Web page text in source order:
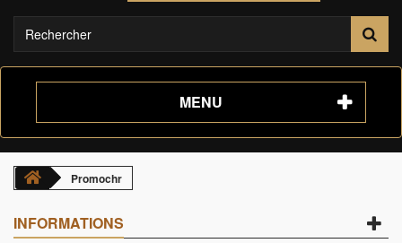
MENU
Promochr
INFORMATIONS